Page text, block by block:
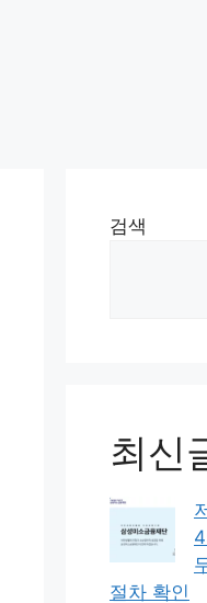
검색
최신
절차 확인